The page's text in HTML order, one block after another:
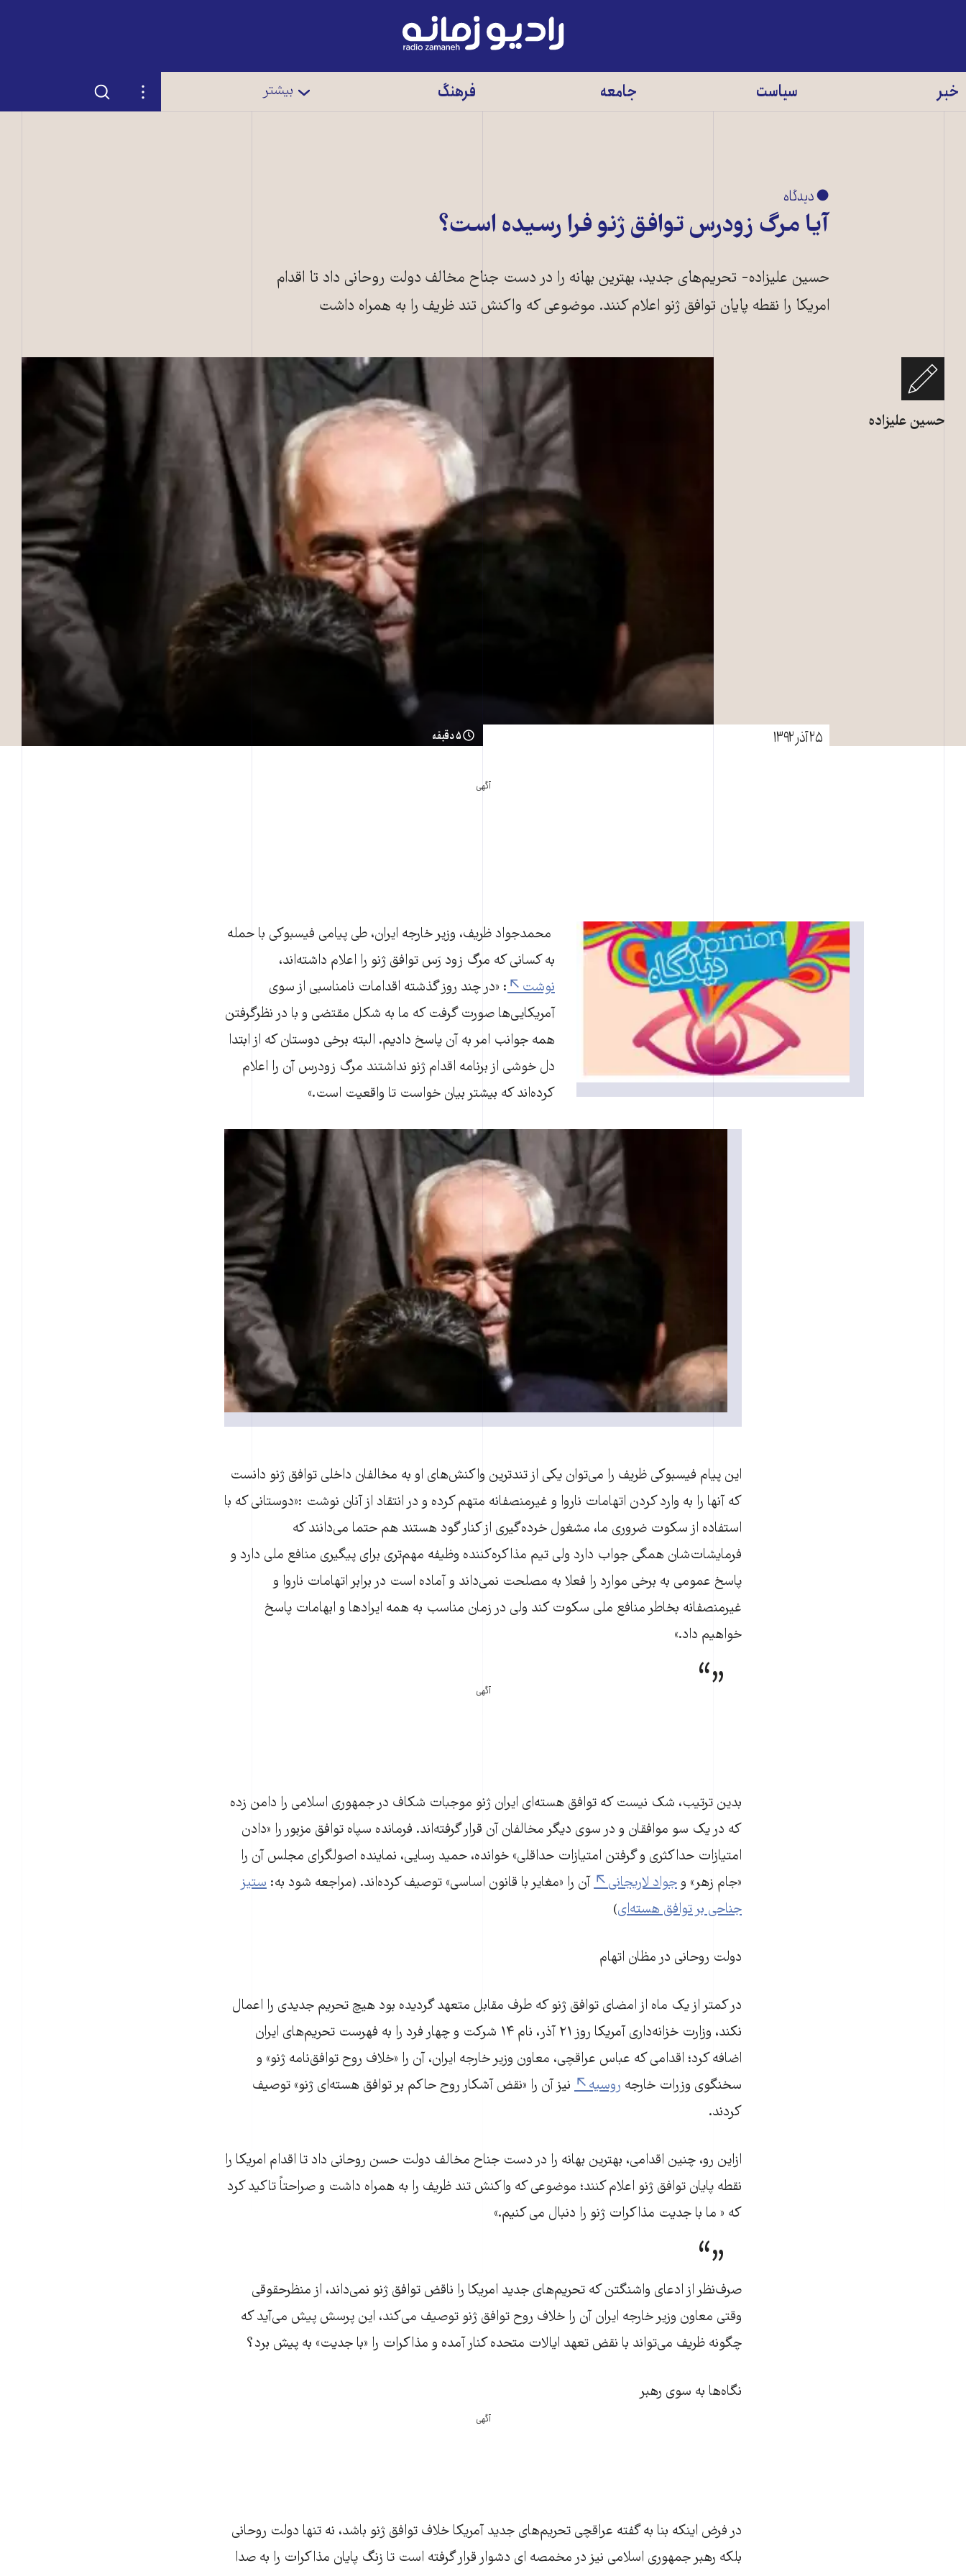
رادیو
زمانه
خبر سیاست جامعه فرهنگ بیشتر تنظیمات جستجو
● دیدگاه
آیا مرگ زودرس توافق ژنو فرا رسیده است؟
حسین علیزاده- تحریم‌های جدید، بهترین بهانه را در دست جناح مخالف دولت روحانی داد تا اقدام
امریکا را نقطه پایان توافق ژنو اعلام کنند. موضوعی که واکنش تند ظریف را به همراه داشت
حسین علیزاده
۲۵ آذر ۱۳۹۲ ۵ دقیقه
آگهی
محمدجواد ظریف، وزیر خارجه ایران، طی پیامی فیسبوکی با حمله
به کسانی که مرگ زود رَس توافق ژنو را اعلام داشته‌اند،
نوشت
: «در چند روز گذشته اقدامات نامناسبی از سوی
آمریکایی‌ها صورت گرفت که ما به شکل مقتضی و با در نظرگرفتن
همه جوانب امر به آن پاسخ دادیم. البته برخی دوستان که از ابتدا
دل خوشی از برنامه اقدام ژنو نداشتند مرگ زودرس آن را اعلام
کرده‌اند که بیشتر بیان خواست تا واقعیت است.»
این پیام فیسبوکی ظریف را می‌توان یکی از تندترین واکنش‌های او به مخالفان داخلی توافق ژنو دانست
که آنها را به وارد کردن اتهامات ناروا و غیرمنصفانه متهم کرده و در انتقاد از آنان نوشت :«دوستانی که با
استفاده از سکوت ضروری ما، مشغول خرده‌گیری از کنار گود هستند هم حتما می‌دانند که
فرمایشات‌شان همگی جواب دارد ولی تیم مذاکره‌کننده وظیفه مهم‌تری برای پیگیری منافع ملی دارد و
پاسخ عمومی به برخی موارد را فعلا به مصلحت نمی‌داند و آماده است در برابر اتهامات ناروا و
غیرمنصفانه بخاطر منافع ملی سکوت کند ولی در زمان مناسب به همه ایرادها و ابهامات پاسخ
خواهیم داد.»
آگهی
بدین ترتیب، شک نیست که توافق هسته‌ای ایران ژنو موجبات شکاف در جمهوری اسلامی را دامن زده
که در یک سو موافقان و در سوی دیگر مخالفان آن قرار گرفته‌اند. فرمانده سپاه توافق مزبور را «دادن
امتیازات حداکثری و گرفتن امتیازات حداقلی» خوانده، حمید رسایی، نماینده اصولگرای مجلس آن را
«جام زهر» وجواد لاریجانی آن را «مغایر با قانون اساسی» توصیف کرده‌اند. (مراجعه شود به: ستیز
جناحی بر توافق هسته‌ای)
دولت روحانی در مظان اتهام
در کمتر از یک ماه از امضای توافق ژنو که طرف مقابل متعهد گردیده بود هیچ تحریم جدیدی را اعمال
نکند، وزارت خزانه‌داری آمريکا روز ۲۱ آذر، نام ۱۴ شرکت و چهار فرد را به فهرست‌ تحريم‌های ايران
اضافه کرد؛ اقدامی که عباس عراقچی، معاون وزیر خارجه ایران، آن را «خلاف روح توافق‌نامه ژنو» و
سخنگوی وزرات خارجه روسیه
نیز آن را «نقض آشکار روح حاکم بر توافق هسته‌ای ژنو» توصیف
کردند.
ازاین رو، چنین اقدامی، بهترین بهانه را در دست جناح مخالف دولت حسن روحانی داد تا اقدام امریکا را
نقطه پایان توافق ژنو اعلام کنند؛ موضوعی که واکنش تند ظریف را به همراه داشت و صراحتاً تاکید کرد
که « ما با جدیت مذاکرات ژنو را دنبال می کنیم.»
صرف‌نظر از ادعای واشنگتن که تحریم‌های جدید امریکا را ناقض توافق ژنو نمی‌داند، از منظرحقوقی
وقتی معاون وزیر خارجه ایران آن را خلاف روح توافق ژنو توصیف می‌کند، این پرسش پیش می‌آید که
چگونه ظریف می‌تواند با نقض تعهد ایالات متحده کنار آمده و مذاکرات را «با جدیت» به پیش برد؟
نگاه‌ها به سوی رهبر
آگهی
در فرض اینکه بنا به گفته عراقچی تحریم‌های جدید آمریکا خلاف توافق ژنو باشد، نه تنها دولت روحانی
بلکه رهبر جمهوری اسلامی نیز در مخمصه ای دشوار قرار گرفته است تا زنگ پایان مذاکرات را به صدا